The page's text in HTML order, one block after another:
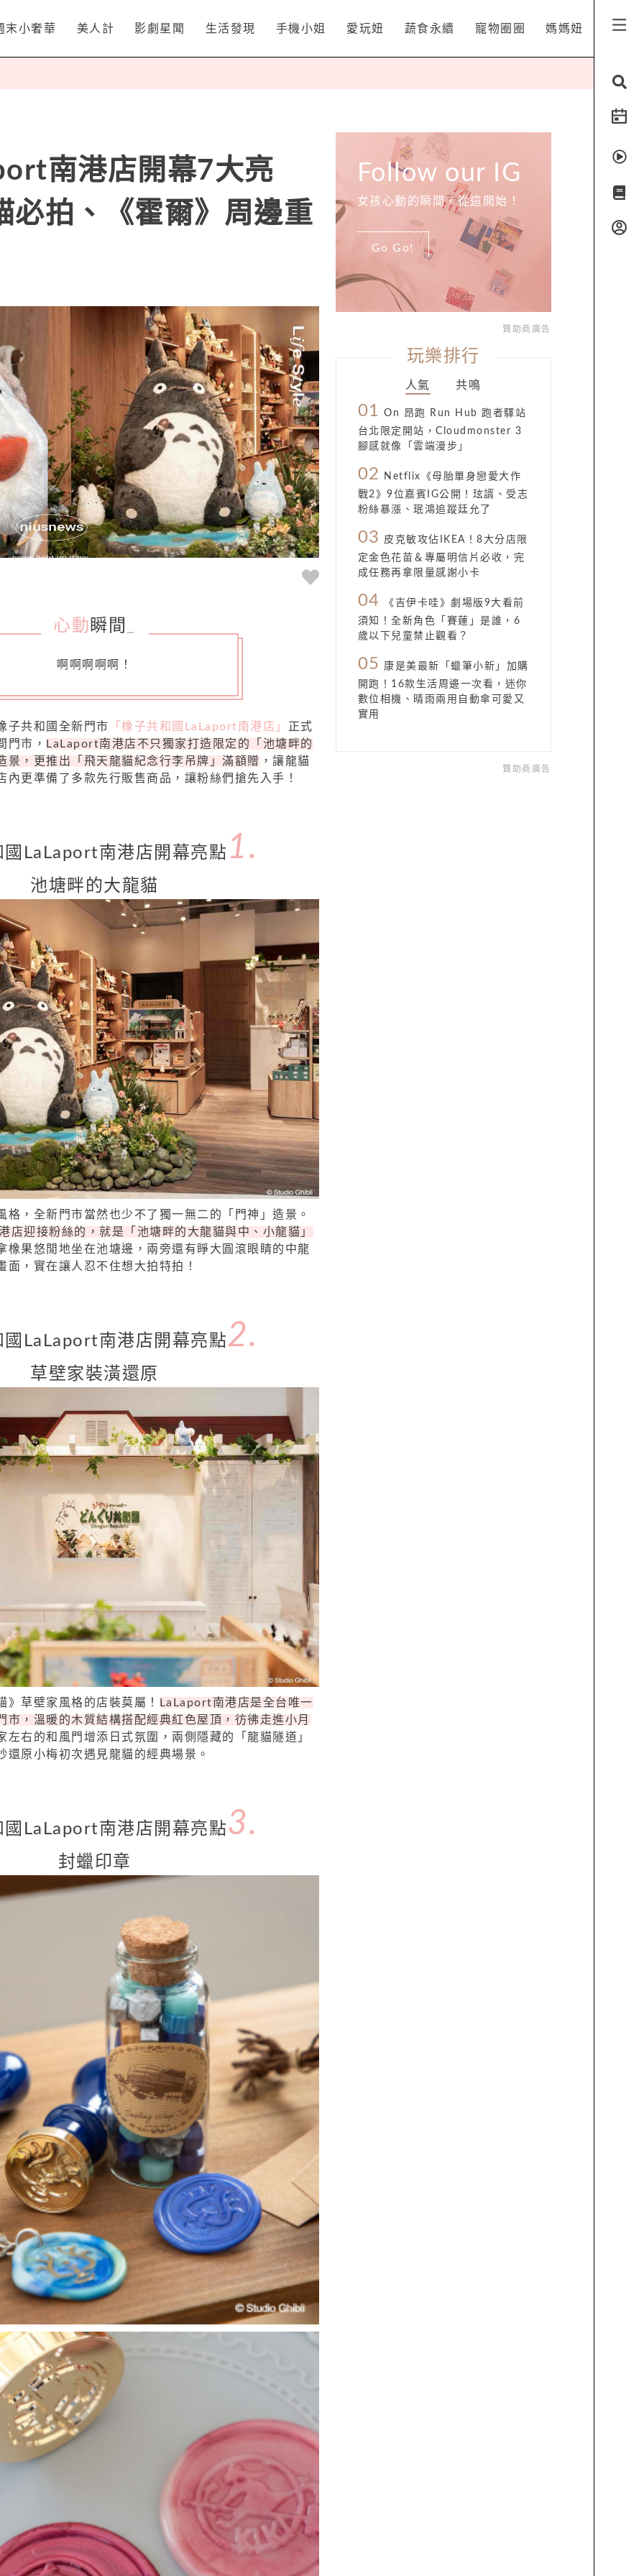
末小奢華 美人計 影劇星聞 生活發現 手機小姐 愛玩妞 蔬食永續 寵物圈圈 媽媽妞
南港店開幕7大亮
必拍、《霍爾》周邊重
心動 瞬間
啊啊啊啊啊！
子共和國全新門市 「橡子共和國LaLaport南港店」
正式
門市，
LaLaport南港店不只獨家打造限定的「池塘畔的
景，更推出「飛天龍貓紀念行李吊牌」滿額贈 ，讓龍貓
內更準備了多款先行販售商品，讓粉絲們搶先入手！
國LaLaport南港店開幕亮點 1.
池塘畔的大龍貓
格，全新門市當然也少不了獨一無二的「門神」造景。
店迎接粉絲的，就是「池塘畔的大龍貓與中、小龍貓」
橡果悠閒地坐在池塘邊，兩旁還有睜大圓滾眼睛的中龍
面，實在讓人忍不住想大拍特拍！
國LaLaport南港店開幕亮點2.
草壁家裝潢還原
》草壁家風格的店裝莫屬！
LaLaport南港店是全台唯一
市，溫暖的木質結構搭配經典紅色屋頂，彷彿走進小月
左右的和風門增添日式氛圍，兩側隱藏的「龍貓隧道」
還原小梅初次遇見龍貓的經典場景。
國LaLaport南港店開幕亮點3.
封蠟印章
Follow our IG
女孩心動的瞬間，從這開始！
Go Go!
贊助商廣告
玩樂排行
人氣 共鳴
01 On 昂跑 Run Hub 跑者驛站
台北限定開站，Cloudmonster 3
腳感就像「雲端漫步」
02
Netflix《母胎單身戀愛大作
戰2》9位嘉賓IG公開！玹諝、受志
粉絲暴漲、珉鴻追蹤廷允了
03
皮克敏攻佔IKEA！8大分店限
定金色花苗＆專屬明信片必收，完
成任務再拿限量感謝小卡
04
《吉伊卡哇》劇場版9大看前
須知！全新角色「賽蓮」是誰，6
歲以下兒童禁止觀看？
05
康是美最新「蠟筆小新」加購
開跑！16款生活周邊一次看，迷你
數位相機、晴雨兩用自動傘可愛又
實用
贊助商廣告